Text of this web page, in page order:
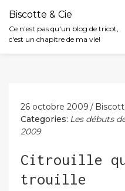
Biscotte & Cie
Ce n'est pas qu'un blog de tricot,
c'est un chapitre de ma vie!
26 octobre 2009
Categories: Les débuts
2009
Citrouille
trouille